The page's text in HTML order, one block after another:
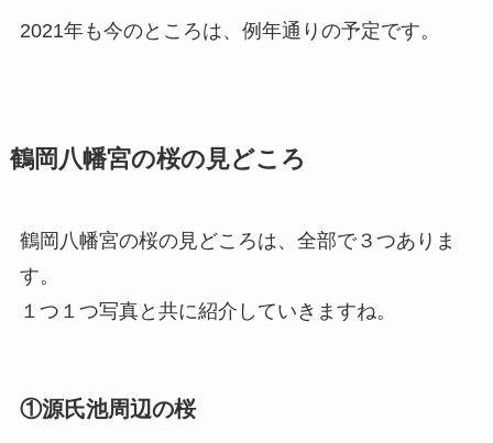
2021年も今のところは、例年通りの予定です。
鶴岡八幡宮の桜の見どころ
鶴岡八幡宮の桜の見どころは、全部で３つありま
す。
１つ１つ写真と共に紹介していきますね。
①源氏池周辺の桜